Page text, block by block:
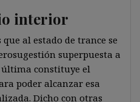
interior
al estado de trance se
superpuesta a
constituye el
poder alcanzar esa
Dicho con otras